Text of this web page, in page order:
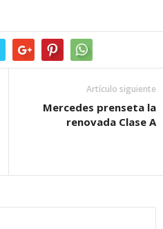
Artículo siguiente
Mercedes prenseta la
renovada Clase A